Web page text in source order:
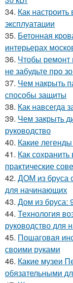
34. Как
эксплуатации
35. Бетонная
интерьерах
36. Чтобы ремонт
не забудьте про
37. Чем накрыть
способы защиты
38. Как навсегда
39. Чем закрыть
руководство
40. Какие
41. Как
практические
42. ДОМ из бруса
для начинающих
43. Дом из бруса:
44. Технология
руководство для
45. Пошаговая
своими руками
46. Какие музеи
обязательными